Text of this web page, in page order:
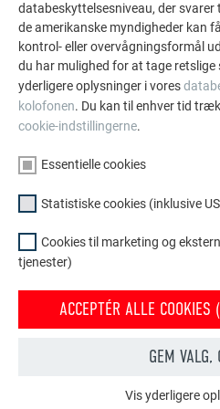
3. P.10 FARVEBESTANDIG
Med PREFA P.10 har vi udviklet
der opfylder selv de højeste
overfladen er det ideelle
produkter. Man får et materiale,
påvirkninger og belastninger, og
let og stabilt materiale, der
forbindelse med design og
Belægningerne i
Tilbage til oversigten
databeskyttelsesniveau, der
de amerikanske myndigheder kan
kontrol- eller overvågningsformål
du har mulighed for at tage
yderligere oplysninger i vores
kolofonen. Du kan til enhver tid
cookie-indstillingerne.
Essentielle cookies
Statistiske cookies (inklusive
Cookies til marketing og
tjenester)
ACCEPTÉR ALLE
GEM VALG,
ESSENTIELLE COOKIESVis yderligere